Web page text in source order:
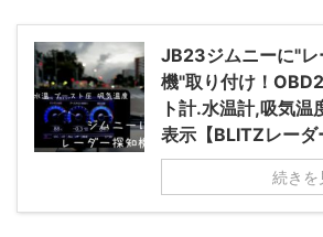
JB23ジムニーに"レ
機"取り付け！
ト計.水温計,吸気
表示【BLITZレーダ
続きを